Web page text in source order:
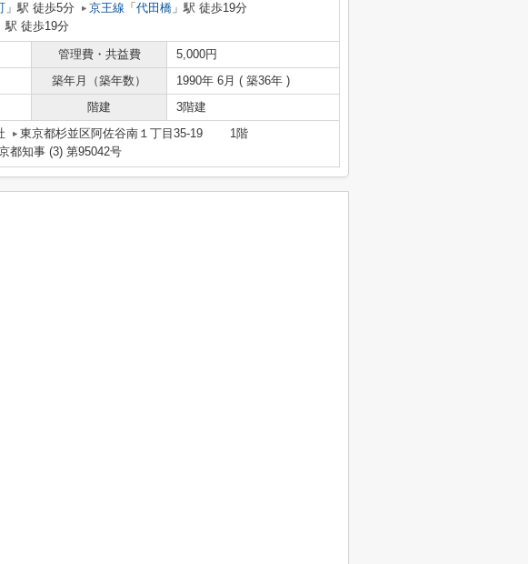
」駅 徒歩5分 京王線 「 代田橋 」駅 徒歩19分
駅 徒歩19分
管理費・共益費
5,000円
築年月（築年数）
1990年 6月 ( 築36年 )
階建 3階建
東京都杉並区阿佐谷南１丁目35-19 1階
都知事 (3) 第95042号